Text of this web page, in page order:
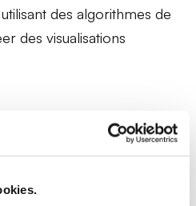
des algorithmes de
des visualisations
utilise Visus pour
publicitairesbasés sur